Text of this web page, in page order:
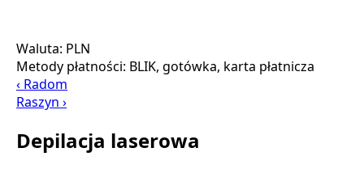
Waluta: PLN
Metody płatności: BLIK, gotówka, karta płatnicza
‹ Radom
Raszyn ›
Depilacja laserowa